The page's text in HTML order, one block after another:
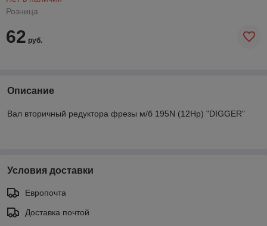
Розница
62 руб.
Описание
Вал вторичный редуктора фрезы м/б 195N (12Hp) "DIGGER"
Условия доставки
Европочта
Доставка почтой